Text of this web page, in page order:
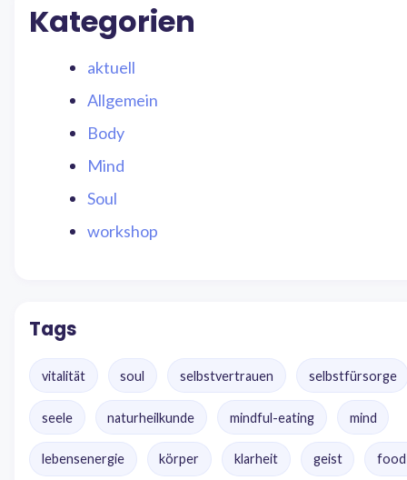
Kategorien
aktuell
Allgemein
Body
Mind
Soul
workshop
Tags
vitalität soul selbstvertrauen selbstfürsorge
seele naturheilkunde mindful-eating mind
lebensenergie körper klarheit geist